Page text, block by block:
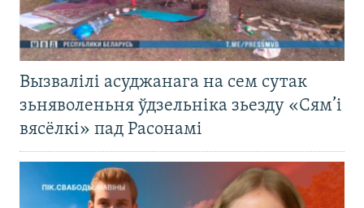
Вызвалілі асуджанага на сем сутак
зьняволеньня ўдзельніка зьезду «Сям’і
вясёлкі» пад Расонамі